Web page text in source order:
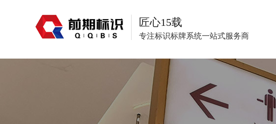
匠心15载
专注标识标牌系统一站式服务商